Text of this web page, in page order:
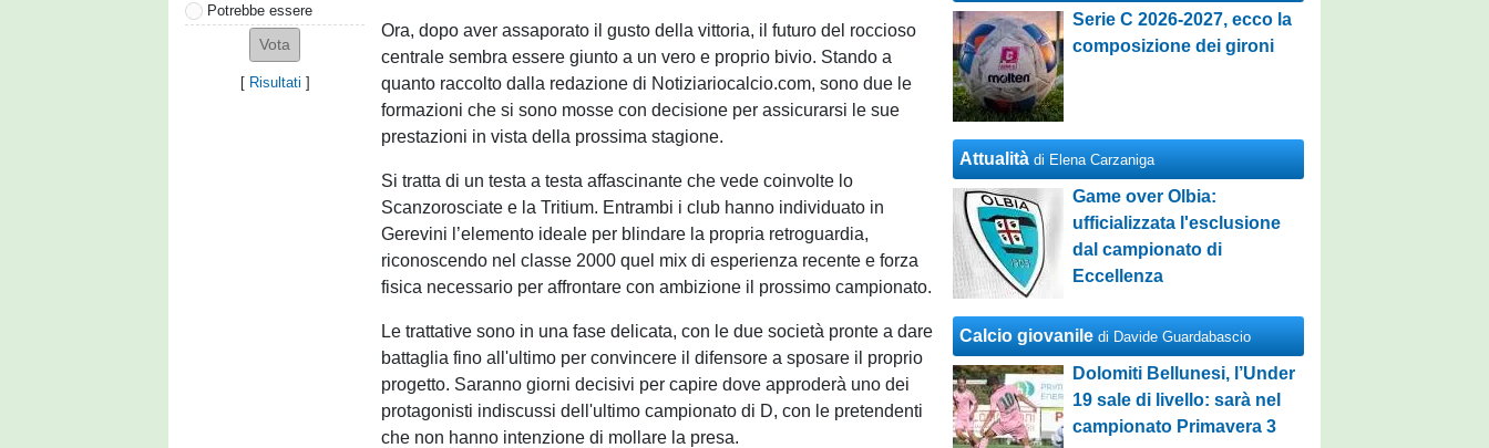
Potrebbe essere
[ Risultati ]
Ora, dopo aver assaporato il gusto della vittoria, il futuro del roccioso
centrale sembra essere giunto a un vero e proprio bivio. Stando a
quanto raccolto dalla redazione di Notiziariocalcio.com, sono due le
formazioni che si sono mosse con decisione per assicurarsi le sue
prestazioni in vista della prossima stagione.
Si tratta di un testa a testa affascinante che vede coinvolte lo
Scanzorosciate e la Tritium. Entrambi i club hanno individuato in
Gerevini l’elemento ideale per blindare la propria retroguardia,
riconoscendo nel classe 2000 quel mix di esperienza recente e forza
fisica necessario per affrontare con ambizione il prossimo campionato.
Le trattative sono in una fase delicata, con le due società pronte a dare
battaglia fino all'ultimo per convincere il difensore a sposare il proprio
progetto. Saranno giorni decisivi per capire dove approderà uno dei
protagonisti indiscussi dell'ultimo campionato di D, con le pretendenti
che non hanno intenzione di mollare la presa.
Serie C 2026-2027, ecco la
composizione dei gironi
Attualità di Elena Carzaniga
Game over Olbia:
ufficializzata l'esclusione
dal campionato di
Eccellenza
Calcio giovanile di Davide Guardabascio
Dolomiti Bellunesi, l’Under
19 sale di livello: sarà nel
campionato Primavera 3